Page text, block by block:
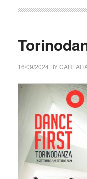
16/09/2024 BY